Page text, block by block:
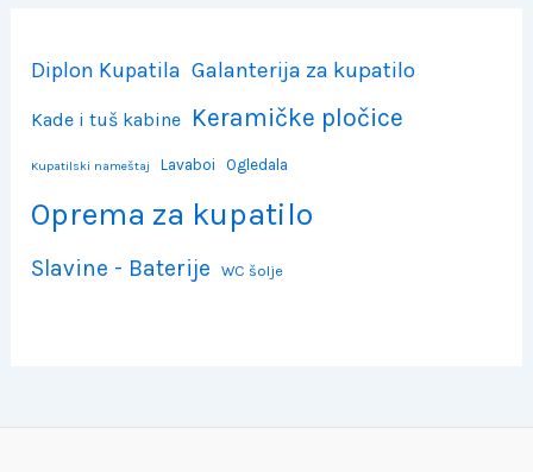
Diplon Kupatila Galanterija za kupatilo
Kade i tuš kabine Keramičke pločice
Kupatilski nameštaj Lavaboi Ogledala
Oprema za kupatilo
Slavine - Baterije WC šolje